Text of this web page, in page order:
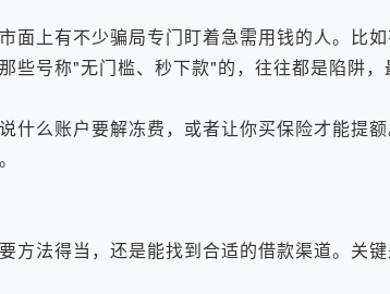
上有不少骗局专门盯着急需用钱的人。比
些号称"无门槛、秒下款"的，往往都是陷阱，
么账户要解冻费，或者让你买保险才能提
法得当，还是能找到合适的借款渠道。关